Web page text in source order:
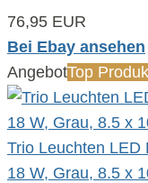
76,95 EUR
Bei Ebay ansehen
AngebotTop
Trio Leuchten LED
18 W, Grau, 8.5 x